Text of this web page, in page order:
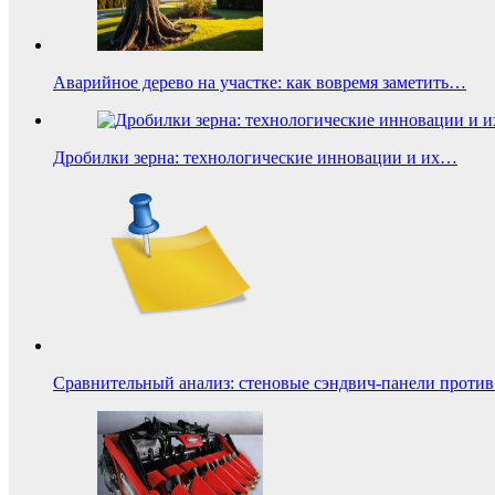
Аварийное дерево на участке: как вовремя заметить…
Дробилки зерна: технологические инновации и их…
Сравнительный анализ: стеновые сэндвич-панели